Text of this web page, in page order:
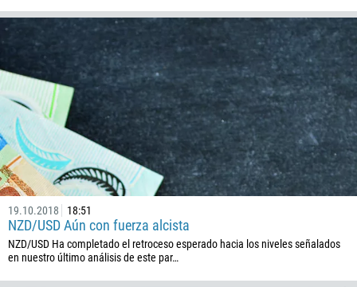
19.10.2018 18:51
NZD/USD Aún con fuerza alcista
NZD/USD Ha completado el retroceso esperado hacia los niveles señalados
en nuestro último análisis de este par…
Callback
Número telefónico
1
93
355
213
1684
Programar una llamada
00:00
Ingresa tu email